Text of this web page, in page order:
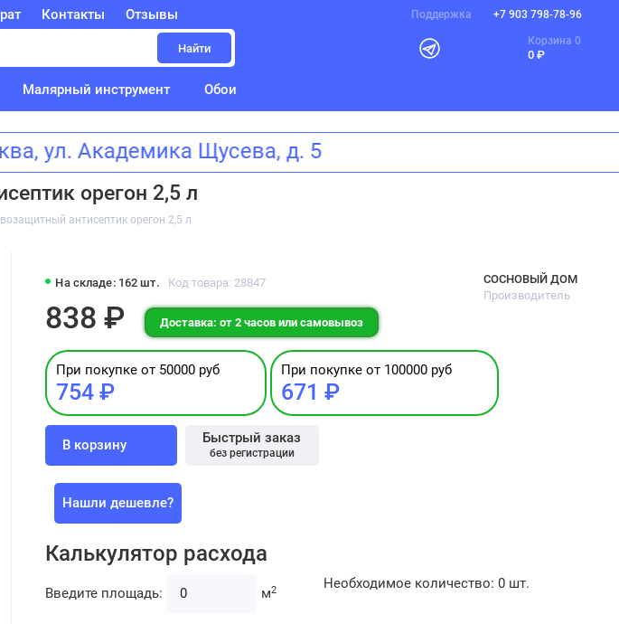
Контакты Отзывы Поддержка +7 903 798-78-96
Найти
Корзина 0
0 ₽
Малярный инструмент Обои
ул. Академика Щусева, д. 5
орегон 2,5 л
антисептик орегон 2,5 л
На складе: 162 шт. Код товара: 28847
СОСНОВЫЙ ДОМ
Производитель
838 ₽ Доставка: от 2 часов или самовывоз
При покупке от 50000 руб
754 ₽
При покупке от 100000 руб
671 ₽
В корзину Быстрый заказ
без регистрации
Нашли дешевле?
Калькулятор расхода
Введите площадь: м2 Необходимое количество: 0шт.